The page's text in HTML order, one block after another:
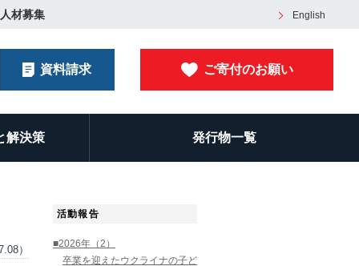
人材募集 English
資料請求 ご寄付のお願い
解決策 発行物一覧
）
活動報告
■2026年（2）
卒業を迎えたウクライナの子ど